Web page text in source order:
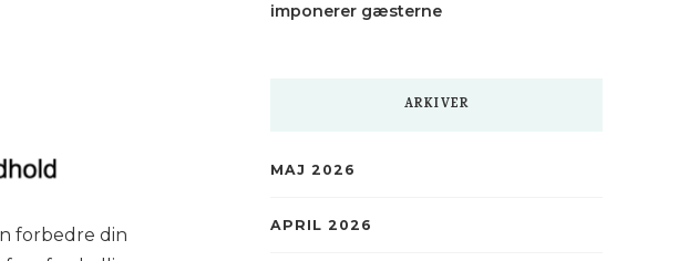
forbedre din
imponerer gæsterne
ARKIVER
MAJ 2026
APRIL 2026